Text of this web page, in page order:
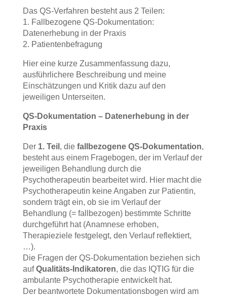
Das QS-Verfahren besteht aus 2 Teilen:
1. Fallbezogene QS-Dokumentation:
Datenerhebung in der Praxis
2. Patientenbefragung
Hier eine kurze Zusammenfassung dazu,
ausführlichere Beschreibung und meine
Einschätzungen und Kritik dazu auf den
jeweiligen Unterseiten.
QS-Dokumentation – Datenerhebung in der
Praxis
Der 1. Teil , die fallbezogene QS-Dokumentation,
besteht aus einem Fragebogen, der im Verlauf der
jeweiligen Behandlung durch die
Psychotherapeutin bearbeitet wird. Hier macht die
Psychotherapeutin keine Angaben zur Patientin,
sondern trägt ein, ob sie im Verlauf der
Behandlung (= fallbezogen) bestimmte Schritte
durchgeführt hat (Anamnese erhoben,
Therapieziele festgelegt, den Verlauf reflektiert,
…).
Die Fragen der QS-Dokumentation beziehen sich
aufQualitäts-Indikatoren, die das IQTIG für die
ambulante Psychotherapie entwickelt hat.
Der beantwortete Dokumentationsbogen wird am